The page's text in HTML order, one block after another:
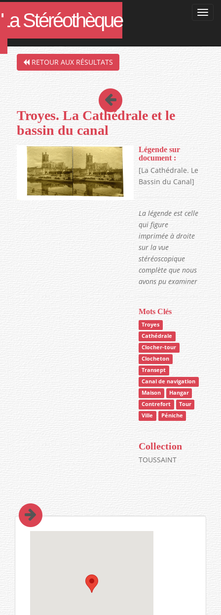
La Stéréothèque
Filtres de la recherche en cours :
RETOUR AUX RÉSULTATS
Troyes. La Cathédrale et le
bassin du canal
Légende sur
document :
[La Cathédrale. Le
Bassin du Canal]
La légende est celle
qui figure
imprimée à droite
sur la vue
stéréoscopique
complète que nous
avons pu examiner
Mots Clés
Troyes
Cathédrale
Clocher-tour
Clocheton
Transept
Canal de navigation
Maison
Hangar
Contrefort
Tour
Ville
Péniche
Collection
TOUSSAINT